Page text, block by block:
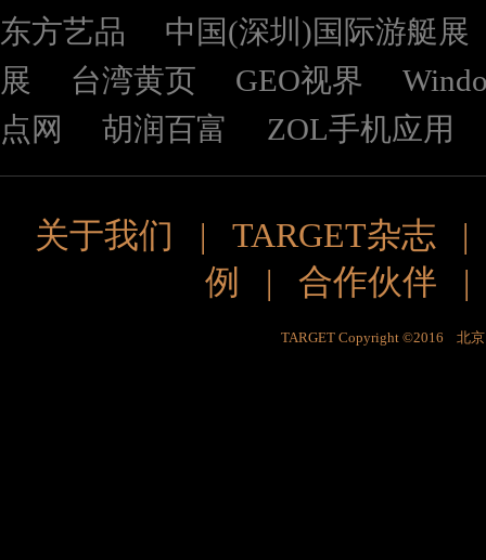
东方艺品
中国(深圳)国际游艇展
展
台湾黄页 GEO视界
点网
胡润百富 ZOL手机应用
关于我们 | TARGET杂志
例
| 合作伙伴
TARGET Copyright ©2016 北